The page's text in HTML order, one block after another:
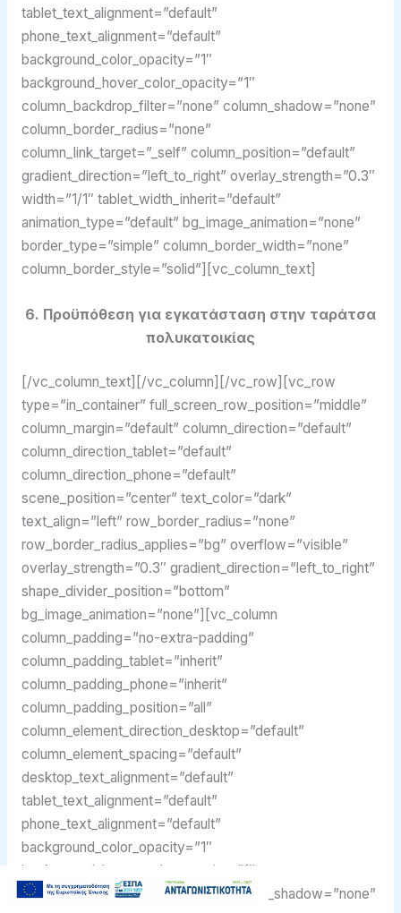
tablet_text_alignment=”default”
phone_text_alignment=”default”
background_color_opacity=”1″
background_hover_color_opacity=”1″
column_backdrop_filter=”none” column_shadow=”none”
column_border_radius=”none”
column_link_target=”_self” column_position=”default”
gradient_direction=”left_to_right” overlay_strength=”0.3″
width=”1/1″ tablet_width_inherit=”default”
animation_type=”default” bg_image_animation=”none”
border_type=”simple” column_border_width=”none”
column_border_style=”solid”][vc_column_text]
6. Προϋπόθεση για εγκατάσταση στην ταράτσα
πολυκατοικίας
[/vc_column_text][/vc_column][/vc_row][vc_row
type=”in_container” full_screen_row_position=”middle”
column_margin=”default” column_direction=”default”
column_direction_tablet=”default”
column_direction_phone=”default”
scene_position=”center” text_color=”dark”
text_align=”left” row_border_radius=”none”
row_border_radius_applies=”bg” overflow=”visible”
overlay_strength=”0.3″ gradient_direction=”left_to_right”
shape_divider_position=”bottom”
bg_image_animation=”none”][vc_column
column_padding=”no-extra-padding”
column_padding_tablet=”inherit”
column_padding_phone=”inherit”
column_padding_position=”all”
column_element_direction_desktop=”default”
column_element_spacing=”default”
desktop_text_alignment=”default”
tablet_text_alignment=”default”
phone_text_alignment=”default”
background_color_opacity=”1″
background_hover_color_opacity=”1″
column_backdrop_filter=”none” column_shadow=”none”